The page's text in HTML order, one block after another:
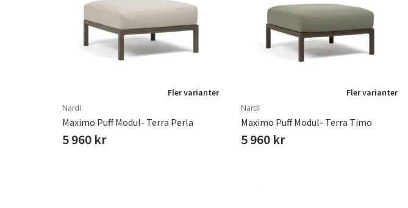
Fler varianter
Nardi
Maximo Puff Modul- Terra Perla
5 960 kr
Fler varianter
Nardi
Maximo Puff Modul- Terra Timo
5 960 kr